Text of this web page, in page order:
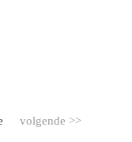
volgende >>